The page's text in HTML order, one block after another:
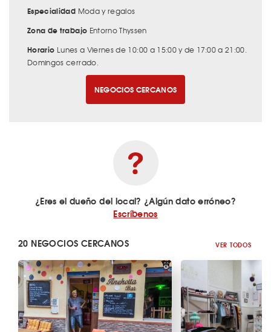
Especialidad Moda y regalos
Zona de trabajo Entorno Thyssen
Horario Lunes a Viernes de 10:00 a 15:00 y de 17:00 a 21:00.
Domingos cerrado.
NEGOCIOS CERCANOS
¿Eres el dueño del local? ¿Algún dato erróneo?
Escríbenos
20 NEGOCIOS CERCANOS VER TODOS